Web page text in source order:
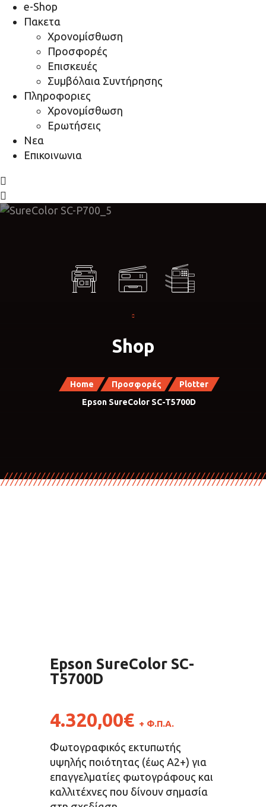
e-Shop
Πακετα
Χρονομίσθωση
Προσφορές
Επισκευές
Συμβόλαια Συντήρησης
Πληροφοριες
Χρονομίσθωση
Ερωτήσεις
Νεα
Επικοινωνια
Shop
Home Προσφορές
Plotter
Epson SureColor SC-T5700D
Epson SureColor SC-
T5700D
4.320,00€ + Φ.Π.Α.
Φωτογραφικός εκτυπωτής
υψηλής ποιότητας (έως A2+) για
επαγγελματίες φωτογράφους και
καλλιτέχνες που δίνουν σημασία